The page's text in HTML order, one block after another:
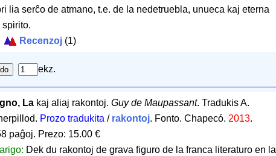
lia serĉo de atmano, t.e. de la nedetruebla, unueca kaj eterna
Recenzoj (1)
ekz.
La kaj aliaj rakontoj. Guy de Maupassant. Tradukis A.
Prozo tradukita / rakontoj. Fonto. Chapecó. 2013.
paĝoj. Prezo: 15.00 €
Dek du rakontoj de grava figuro de la franca literaturo en la